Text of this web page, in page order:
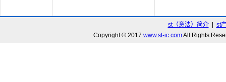
st（意法）简介| st
Copyright © 2017 www.st-ic.comAll Rights